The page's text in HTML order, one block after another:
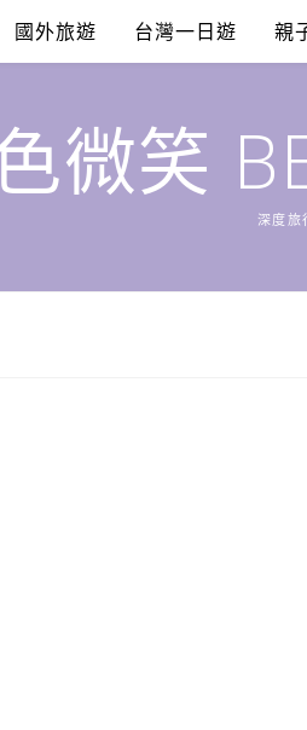
國外旅遊 台灣一日遊 親
微笑
深度旅